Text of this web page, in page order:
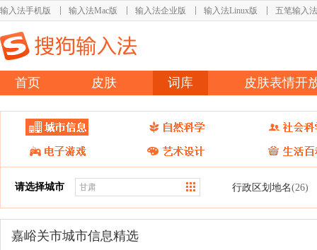
输入法手机版 输入法Mac版 输入法企业版 输入法Linux版 五笔输入法
首页 皮肤 词库 皮肤表情开
请选择城市 行政区划地名(26)
嘉峪关市城市信息精选